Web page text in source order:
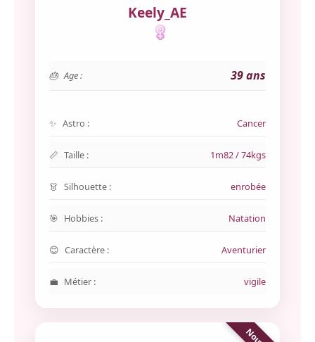
Keely_AE
Age : 39 ans
Astro : Cancer
Taille : 1m82 / 74kgs
Silhouette : enrobée
Hobbies : Natation
Caractère : Aventurier
Métier : vigile